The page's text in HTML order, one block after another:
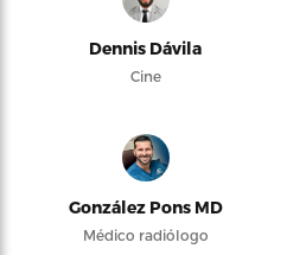
Dennis Dávila
Cine
González Pons MD
Médico radiólogo